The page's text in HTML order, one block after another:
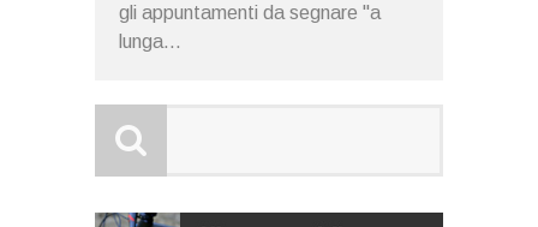
gli appuntamenti da segnare "a
lunga...